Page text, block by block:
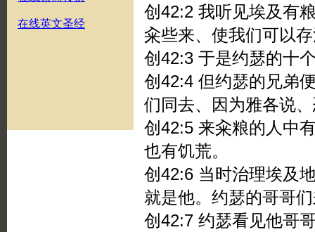
在线英文圣经
创42:2 我听见埃及有
籴些来、使我们可以
创42:3 于是约瑟的十
创42:4 但约瑟的兄弟
们同去、因为雅各说
创42:5 来籴粮的人中
也有饥荒。
创42:6 当时治理埃及
就是他。约瑟的哥哥
创42:7 约瑟看见他哥